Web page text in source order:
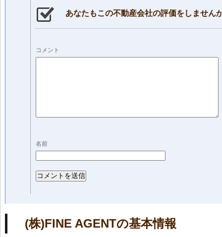
あなたもこの不動産会社の評価をしません
コメント
名前
(株)FINE AGENTの基本情報